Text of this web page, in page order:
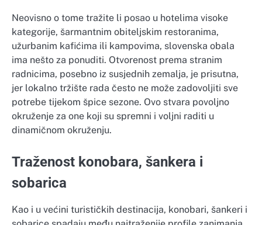
Neovisno o tome tražite li posao u hotelima visoke
kategorije, šarmantnim obiteljskim restoranima,
užurbanim kafićima ili kampovima, slovenska obala
ima nešto za ponuditi. Otvorenost prema stranim
radnicima, posebno iz susjednih zemalja, je prisutna,
jer lokalno tržište rada često ne može zadovoljiti sve
potrebe tijekom špice sezone. Ovo stvara povoljno
okruženje za one koji su spremni i voljni raditi u
dinamičnom okruženju.
Traženost konobara, šankera i
sobarica
Kao i u većini turističkih destinacija, konobari, šankeri i